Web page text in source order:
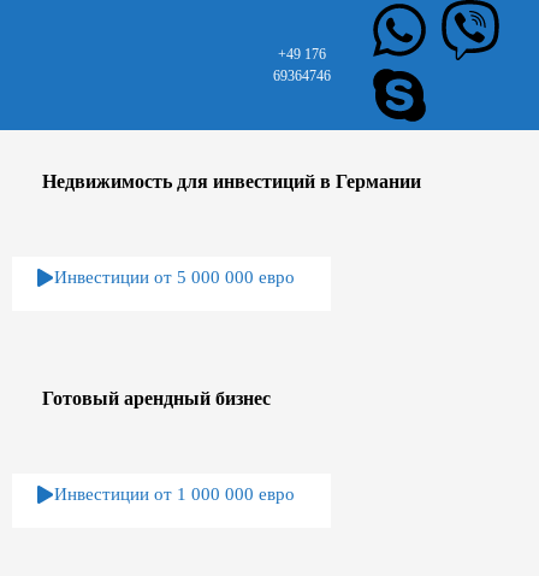
+49 176
69364746
Недвижимость для инвестиций в Германии
Инвестиции от 5 000 000 евро
Готовый арендный бизнес
Инвестиции от 1 000 000 евро